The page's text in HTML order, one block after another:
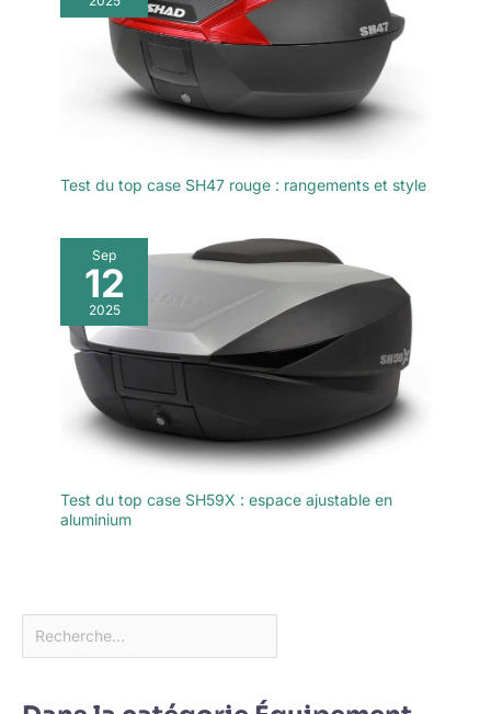
rapidement.
Test du top case SH47 rouge : rangements et style
Sep
12
2025
Test du top case SH59X : espace ajustable en
aluminium